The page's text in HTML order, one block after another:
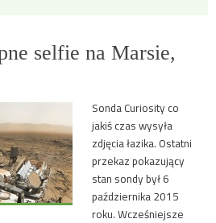
selfie na Marsie,
Sonda Curiosity co
jakiś czas wysyła
zdjęcia łazika. Ostatni
przekaz pokazujący
stan sondy był 6
października 2015
roku. Wcześniejsze